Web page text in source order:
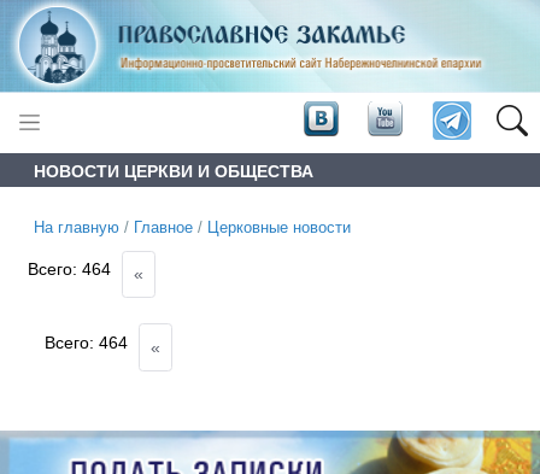
НОВОСТИ ЦЕРКВИ И ОБЩЕСТВА
На главную / Главное / Церковные новости
Всего:464 «
Всего:464 «